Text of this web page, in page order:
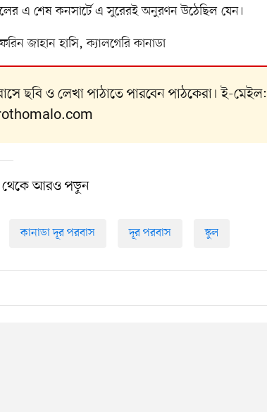
এ শেষ কনসার্টে এ সুরেরই অনুরণন উঠেছিল যেন।
জাহান হাসি, ক্যালগেরি কানাডা
ছবি ও লেখা পাঠাতে পারবেন পাঠকেরা। ই-মেইল:
থেকে আরও পড়ুন
কানাডা দূর পরবাস দূর পরবাস স্কুল